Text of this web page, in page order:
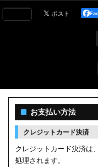
■ お支払い方法
クレジットカード決済
クレジットカード決済は
処理されます。